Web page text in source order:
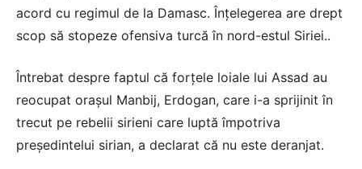
acord cu regimul de la Damasc. Înțelegerea are drept
scop să stopeze ofensiva turcă în nord-estul Siriei..
Întrebat despre faptul că forțele loiale lui Assad au
reocupat orașul Manbij, Erdogan, care i-a sprijinit în
trecut pe rebelii sirieni care luptă împotriva
președintelui sirian, a declarat că nu este deranjat.